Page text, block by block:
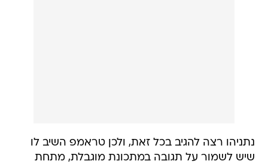
נתניהו רצה להגיב בכל זאת, ולכן טראמפ השיב לו
שיש לשמור על תגובה במתכונת מוגבלת, מתחת